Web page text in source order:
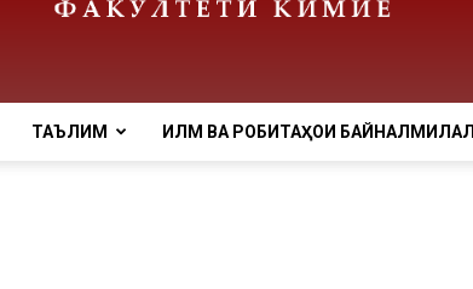
ТАЪЛИМ ИЛМ ВА РОБИТАҲОИ БАЙНАЛМИЛАЛӢ